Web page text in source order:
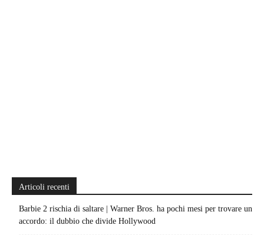
Articoli recenti
Barbie 2 rischia di saltare | Warner Bros. ha pochi mesi per trovare un
accordo: il dubbio che divide Hollywood